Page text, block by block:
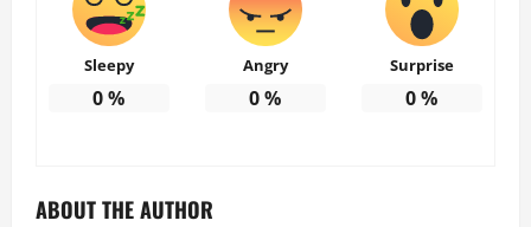
Sleepy
0%
Angry
0%
Surprise
0%
ABOUT THE AUTHOR